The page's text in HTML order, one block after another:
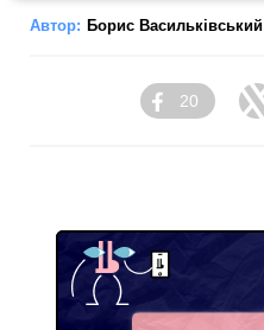
Автор: Борис Васильківський
Facebook
20